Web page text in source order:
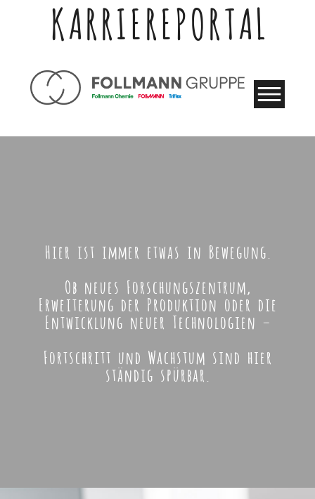
KARRIEREPORTAL
Hier ist immer etwas in Bewegung.
Ob neues Forschungszentrum,
Erweiterung der Produktion oder die
Entwicklung neuer Technologien –
Fortschritt und Wachstum sind hier
ständig spürbar.